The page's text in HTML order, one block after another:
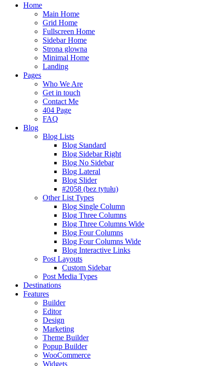
Home
Main Home
Grid Home
Fullscreen Home
Sidebar Home
Strona glowna
Minimal Home
Landing
Pages
Who We Are
Get in touch
Contact Me
404 Page
FAQ
Blog
Blog Lists
Blog Standard
Blog Sidebar Right
Blog No Sidebar
Blog Lateral
Blog Slider
#2058 (bez tytułu)
Other List Types
Blog Single Column
Blog Three Columns
Blog Three Columns Wide
Blog Four Columns
Blog Four Columns Wide
Blog Interactive Links
Post Layouts
Custom Sidebar
Post Media Types
Destinations
Features
Builder
Editor
Design
Marketing
Theme Builder
Popup Builder
WooCommerce
Widgets